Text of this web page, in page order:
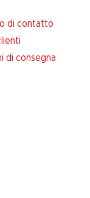
di contatto
di consegna